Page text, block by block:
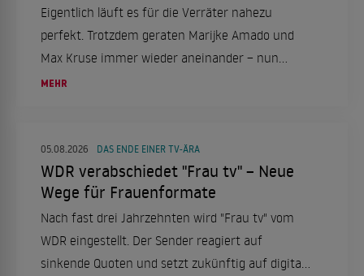
Eigentlich läuft es für die Verräter nahezu
perfekt. Trotzdem geraten Marijke Amado und
Max Kruse immer wieder aneinander – nun
schießt sie zurück.
MEHR
05.08.2026 DAS ENDE EINER TV-ÄRA
WDR verabschiedet "Frau tv" – Neue
Wege für Frauenformate
Nach fast drei Jahrzehnten wird "Frau tv" vom
WDR eingestellt. Der Sender reagiert auf
sinkende Quoten und setzt zukünftig auf digitale